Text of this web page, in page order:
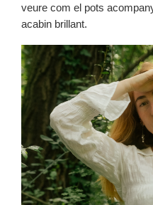
veure com el pots
acabin brillant.